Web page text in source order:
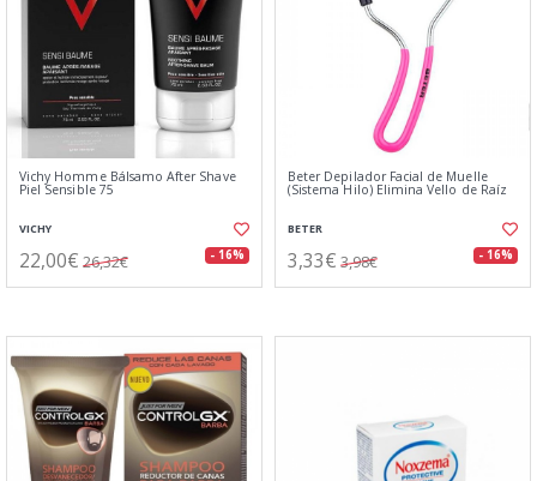
Vichy Homme Bálsamo After Shave
Piel Sensible 75
VICHY
22,00€ 26,32€ - 16%
Beter Depilador Facial de Muelle
(Sistema Hilo) Elimina Vello de Raíz
BETER
3,33€ 3,98€ - 16%